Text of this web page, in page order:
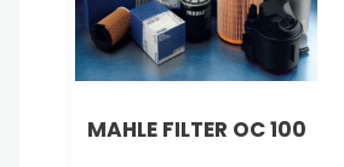
MAHLE FILTER OC 100